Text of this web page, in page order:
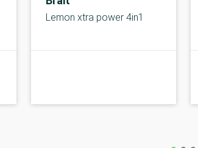
Lemon xtra power 4in1